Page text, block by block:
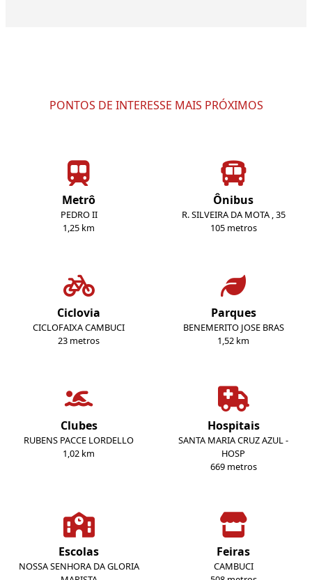
PONTOS DE INTERESSE MAIS PRÓXIMOS
Metrô
PEDRO II
1,25 km
Ônibus
R. SILVEIRA DA MOTA , 35
105 metros
Ciclovia
CICLOFAIXA CAMBUCI
23 metros
Parques
BENEMERITO JOSE BRAS
1,52 km
Clubes
RUBENS PACCE LORDELLO
1,02 km
Hospitais
SANTA MARIA CRUZ AZUL -
HOSP
669 metros
Escolas
NOSSA SENHORA DA GLORIA
Feiras
CAMBUCI